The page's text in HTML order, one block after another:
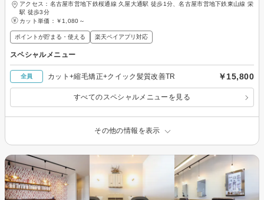
アクセス：名古屋市営地下鉄桜通線 久屋大通駅 徒歩1分、名古屋市営地下鉄東山線 栄
駅 徒歩3分
カット単価： ￥1,080～
ポイントが貯まる・使える 楽天ペイアプリ対応
スペシャルメニュー
全員 カット+縮毛矯正+クイック髪質改善TR ￥15,800
すべてのスペシャルメニューを見る
その他の情報を表示